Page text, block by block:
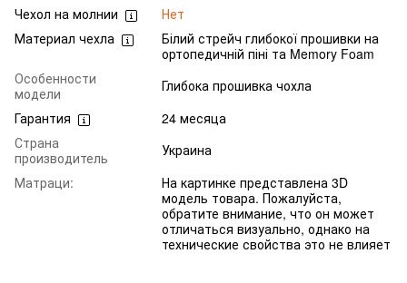
Чехол на молнии
Нет
Материал чехла
Білий стрейч глибокої прошивки на
ортопедичній піні та Memory Foam
Особенности
модели
Глибока прошивка чохла
Гарантия
24 месяца
Страна
производитель
Украина
Матраци:
На картинке представлена 3D
модель товара. Пожалуйста,
обратите внимание, что он может
отличаться визуально, однако на
технические свойства это не влияет